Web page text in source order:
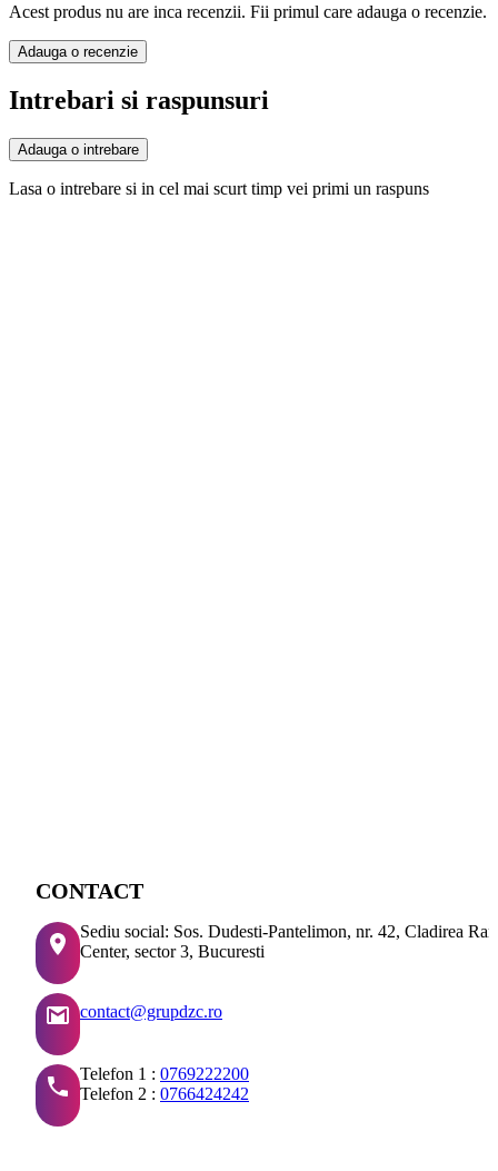
Acest produs nu are inca recenzii. Fii primul care adauga o recenzie.
Adauga o recenzie
Intrebari si raspunsuri
Adauga o intrebare
Lasa o intrebare si in cel mai scurt timp vei primi un raspuns
CONTACT
Sediu social: Sos. Dudesti-Pantelimon, nr. 42, Cladirea
Center, sector 3, Bucuresti
contact@grupdzc.ro
Telefon 1 : 0769222200
Telefon 2 : 0766424242